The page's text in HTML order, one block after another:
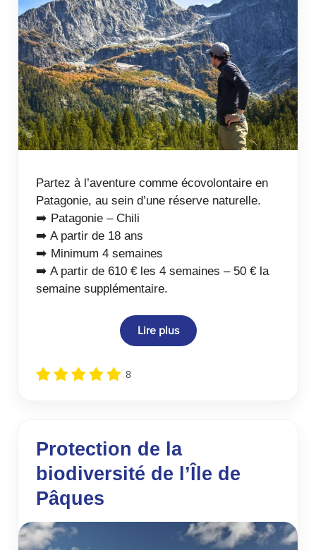
Partez à l’aventure comme écovolontaire en
Patagonie, au sein d’une réserve naturelle.
➡️ Patagonie – Chili
➡️ A partir de 18 ans
➡️ Minimum 4 semaines
➡️ A partir de 610 € les 4 semaines – 50 € la
semaine supplémentaire.
Lire plus
8
Protection de la
biodiversité de l’Île de
Pâques